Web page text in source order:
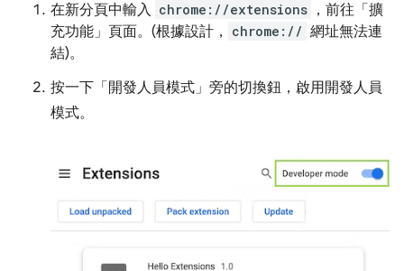
在新分頁中輸入 chrome://extensions ，前往「擴
充功能」頁面。(根據設計，
chrome:// 網址無法連
結)。
按一下「開發人員模式」 旁的切換鈕，啟用開發人員
模式。